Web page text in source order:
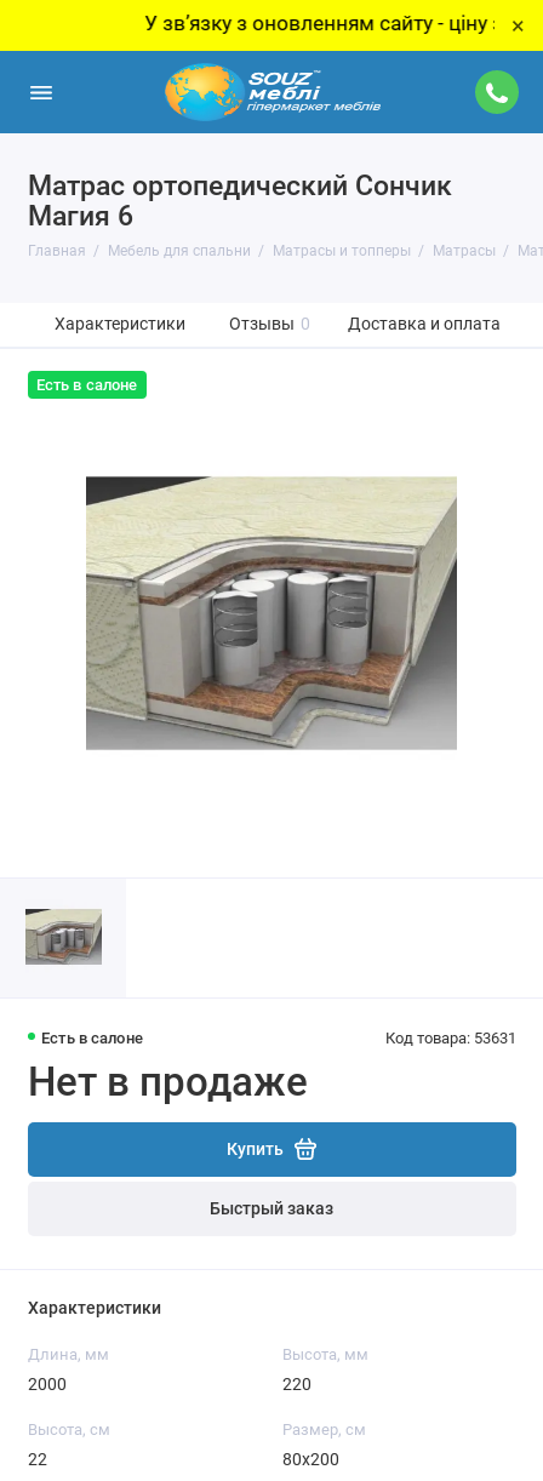
У звʼязку з оновленням сайту - ціну за товар×
Матрас ортопедический Сончик
Магия 6
Главная Мебель для спальни Матрасы и топперы Матрасы
Характеристики Отзывы 0 Доставка и оплата
Есть в салоне
Есть в салоне Код товара: 53631
Нет в продаже
Купить
Быстрый заказ
Характеристики
Длина, мм
2000
Высота, мм
220
Высота, см
22
Размер, см
80x200